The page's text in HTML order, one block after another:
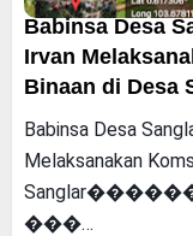
Babinsa Desa
Irvan
Binaan di Desa
Babinsa Desa
Melaksanakan
���…